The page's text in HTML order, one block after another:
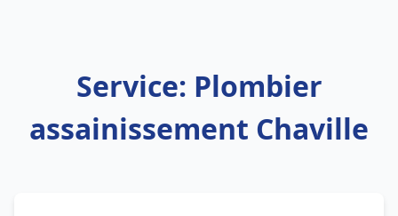
Service: Plombier
assainissement Chaville